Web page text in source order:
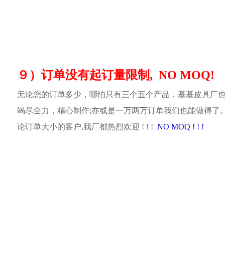
９）订单没有起订量限制, NO MOQ!
无论您的订单多少，哪怕只有三个五个产品，基基皮具厂
竭尽全力，精心制作;亦或是一万两万订单我们也能做得了
论订单大小的客户,我厂都热烈欢迎 ! ! ! NO MOQ ! ! !